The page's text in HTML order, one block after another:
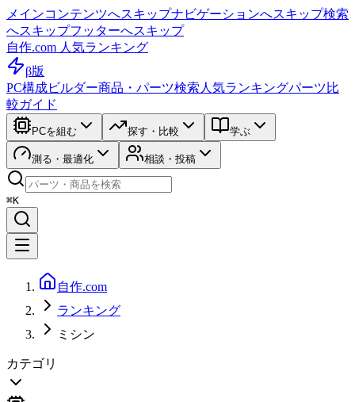
メインコンテンツへスキップナビゲーションへスキップ検索
へスキップフッターへスキップ
自作.com 人気ランキング
β版
PC構成ビルダー商品・パーツ検索 人気ランキングパーツ比
較ガイド
PCを組む 探す・比較 学ぶ
測る・最適化 相談・投稿
⌘K
自作.com
ランキング
ミシン
カテゴリ